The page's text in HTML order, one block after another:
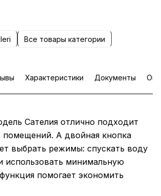
Все товары категории
Характеристики Документы
Сателия отлично подходит
помещений. А двойная кнопка
выбрать режимы: спускать воду
использовать минимальную
помогает экономить